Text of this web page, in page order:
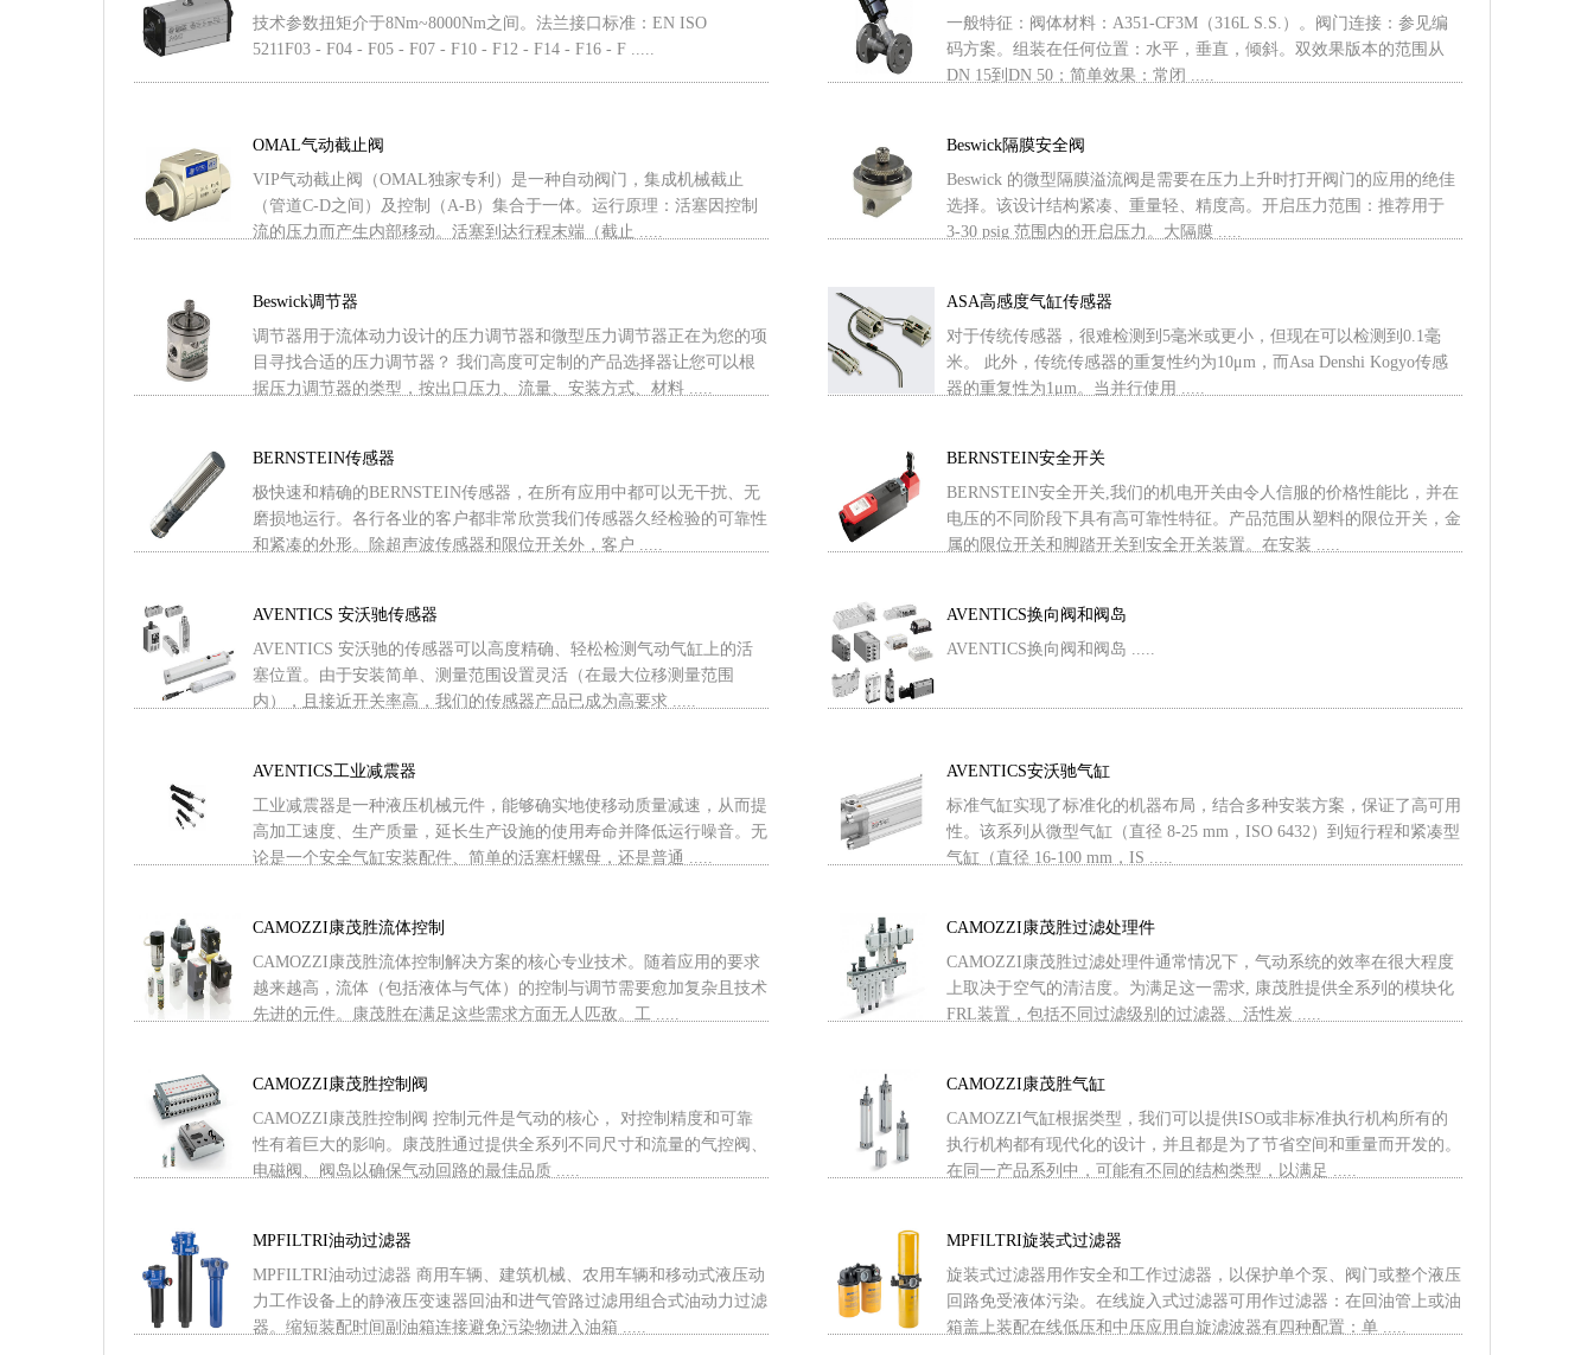
技术参数扭矩介于8Nm~8000Nm之间。法兰接口标准：EN ISO
5211F03 - F04 - F05 - F07 - F10 - F12 - F14 - F16 - F .....
一般特征：阀体材料：A351-CF3M（316L S.S.）。阀门连接：参见编
码方案。组装在任何位置：水平，垂直，倾斜。双效果版本的范围从
DN 15到DN 50；简单效果：常闭 .....
OMAL气动截止阀
VIP气动截止阀（OMAL独家专利）是一种自动阀门，集成机械截止
（管道C-D之间）及控制（A-B）集合于一体。运行原理：活塞因控制
流的压力而产生内部移动。活塞到达行程末端（截止 .....
Beswick隔膜安全阀
Beswick 的微型隔膜溢流阀是需要在压力上升时打开阀门的应用的绝佳
选择。该设计结构紧凑、重量轻、精度高。开启压力范围：推荐用于
3-30 psig 范围内的开启压力。大隔膜 .....
Beswick调节器
调节器用于流体动力设计的压力调节器和微型压力调节器正在为您的项
目寻找合适的压力调节器？ 我们高度可定制的产品选择器让您可以根
据压力调节器的类型，按出口压力、流量、安装方式、材料 .....
ASA高感度气缸传感器
对于传统传感器，很难检测到5毫米或更小，但现在可以检测到0.1毫
米。 此外，传统传感器的重复性约为10μm，而Asa Denshi Kogyo传感
器的重复性为1μm。当并行使用 .....
BERNSTEIN传感器
极快速和精确的BERNSTEIN传感器，在所有应用中都可以无干扰、无
磨损地运行。各行各业的客户都非常欣赏我们传感器久经检验的可靠性
和紧凑的外形。除超声波传感器和限位开关外，客户 .....
BERNSTEIN安全开关
BERNSTEIN安全开关,我们的机电开关由令人信服的价格性能比，并在
电压的不同阶段下具有高可靠性特征。产品范围从塑料的限位开关，金
属的限位开关和脚踏开关到安全开关装置。在安装 .....
AVENTICS 安沃驰传感器
AVENTICS 安沃驰的传感器可以高度精确、轻松检测气动气缸上的活
塞位置。由于安装简单、测量范围设置灵活（在最大位移测量范围
内），且接近开关率高，我们的传感器产品已成为高要求 .....
AVENTICS换向阀和阀岛
AVENTICS换向阀和阀岛 .....
AVENTICS工业减震器
工业减震器是一种液压机械元件，能够确实地使移动质量减速，从而提
高加工速度、生产质量，延长生产设施的使用寿命并降低运行噪音。无
论是一个安全气缸安装配件、简单的活塞杆螺母，还是普通 .....
AVENTICS安沃驰气缸
标准气缸实现了标准化的机器布局，结合多种安装方案，保证了高可用
性。该系列从微型气缸（直径 8-25 mm，ISO 6432）到短行程和紧凑型
气缸（直径 16-100 mm，IS .....
CAMOZZI康茂胜流体控制
CAMOZZI康茂胜流体控制解决方案的核心专业技术。随着应用的要求
越来越高，流体（包括液体与气体）的控制与调节需要愈加复杂且技术
先进的元件。康茂胜在满足这些需求方面无人匹敌。工 .....
CAMOZZI康茂胜过滤处理件
CAMOZZI康茂胜过滤处理件通常情况下，气动系统的效率在很大程度
上取决于空气的清洁度。为满足这一需求, 康茂胜提供全系列的模块化
FRL装置，包括不同过滤级别的过滤器、活性炭 .....
CAMOZZI康茂胜控制阀
CAMOZZI康茂胜控制阀 控制元件是气动的核心， 对控制精度和可靠
性有着巨大的影响。康茂胜通过提供全系列不同尺寸和流量的气控阀、
电磁阀、阀岛以确保气动回路的最佳品质 .....
CAMOZZI康茂胜气缸
CAMOZZI气缸根据类型，我们可以提供ISO或非标准执行机构所有的
执行机构都有现代化的设计，并且都是为了节省空间和重量而开发的。
在同一产品系列中，可能有不同的结构类型，以满足 .....
MPFILTRI油动过滤器
MPFILTRI油动过滤器 商用车辆、建筑机械、农用车辆和移动式液压动
力工作设备上的静液压变速器回油和进气管路过滤用组合式油动力过滤
器。缩短装配时间副油箱连接避免污染物进入油箱 .....
MPFILTRI旋装式过滤器
旋装式过滤器用作安全和工作过滤器，以保护单个泵、阀门或整个液压
回路免受液体污染。在线旋入式过滤器可用作过滤器：在回油管上或油
箱盖上装配在线低压和中压应用自旋滤波器有四种配置：单 .....